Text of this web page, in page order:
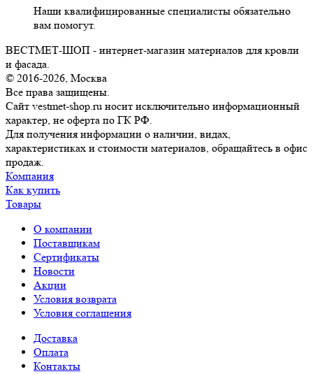
Наши квалифицированные специалисты обязательно
вам помогут.
ВЕСТМЕТ-ШОП - интернет-магазин материалов для кровли
и фасада.
© 2016-2026, Москва
Все права защищены.
Сайт vestmet-shop.ru носит исключительно информационный
характер, не оферта по ГК РФ.
Для получения информации о наличии, видах,
характеристиках и стоимости материалов, обращайтесь в офис
продаж.
Компания
Как купить
Товары
О компании
Поставщикам
Сертификаты
Новости
Акции
Условия возврата
Условия соглашения
Доставка
Оплата
Контакты